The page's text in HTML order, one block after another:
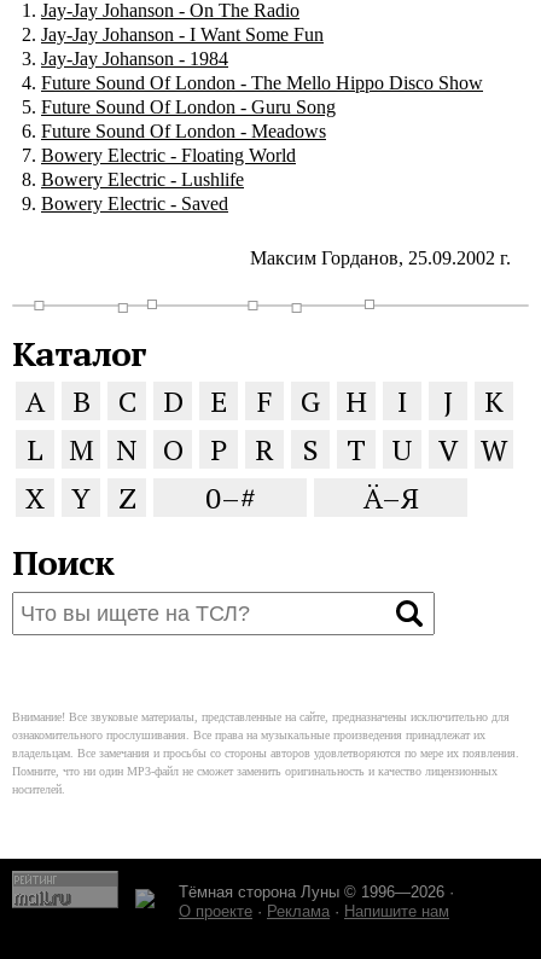
Jay-Jay Johanson - On The Radio
Jay-Jay Johanson - I Want Some Fun
Jay-Jay Johanson - 1984
Future Sound Of London - The Mello Hippo Disco Show
Future Sound Of London - Guru Song
Future Sound Of London - Meadows
Bowery Electric - Floating World
Bowery Electric - Lushlife
Bowery Electric - Saved
Максим Горданов, 25.09.2002 г.
Каталог
A B C D E F G H I J
K
L
M N O P R S T U V W
X
Y Z 0–# Ä–Я
Поиск
Внимание! Все звуковые материалы, представленные на сайте, предназначены исключительно для
ознакомительного прослушивания. Все права на музыкальные произведения принадлежат их
владельцам. Все замечания и просьбы со стороны авторов удовлетворяются по мере их появления.
Помните, что ни один MP3-файл не сможет заменить оригинальность и качество лицензионных
носителей.
Тёмная сторона Луны © 1996—2026 ·
О проекте · Реклама · Напишите нам